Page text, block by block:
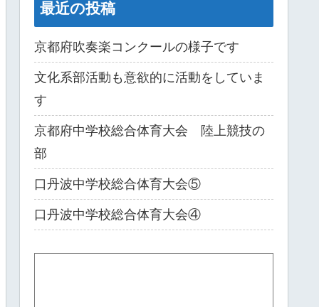
最近の投稿
京都府吹奏楽コンクールの様子です
文化系部活動も意欲的に活動をしていま
す
京都府中学校総合体育大会 陸上競技の
部
口丹波中学校総合体育大会⑤
口丹波中学校総合体育大会④